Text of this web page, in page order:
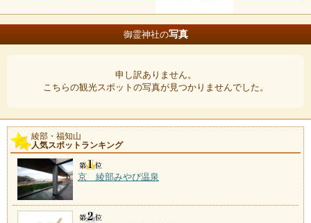
御霊神社の写真
申し訳ありません。
こちらの観光スポットの写真が見つかりませんでした。
綾部・福知山
人気スポットランキング
京 綾部みやび温泉